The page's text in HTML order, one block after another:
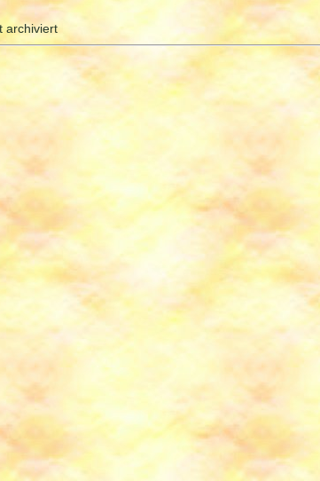
archiviert